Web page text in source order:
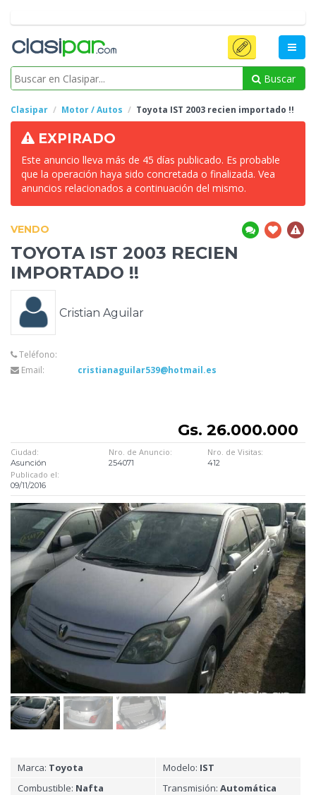
Buscar
Clasipar Motor / Autos Toyota IST 2003 recien importado !!
EXPIRADO
Este anuncio lleva más de 45 días publicado. Es probable
que la operación haya sido concretada o finalizada. Vea
anuncios relacionados a continuación del mismo.
VENDO
TOYOTA IST 2003 RECIEN
IMPORTADO !!
Cristian Aguilar
Teléfono:
Email:
cristianaguilar539@hotmail.es
Gs. 26.000.000
Ciudad:
Asunción
Nro. de Anuncio:
254071
Nro. de Visitas:
412
Publicado el:
09/11/2016
Marca: Toyota Modelo: IST
Combustible: Nafta Transmisión: Automática